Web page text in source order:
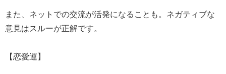
また、ネットでの交流が活発になることも。ネガティブな
意見はスルーが正解です。
【恋愛運】